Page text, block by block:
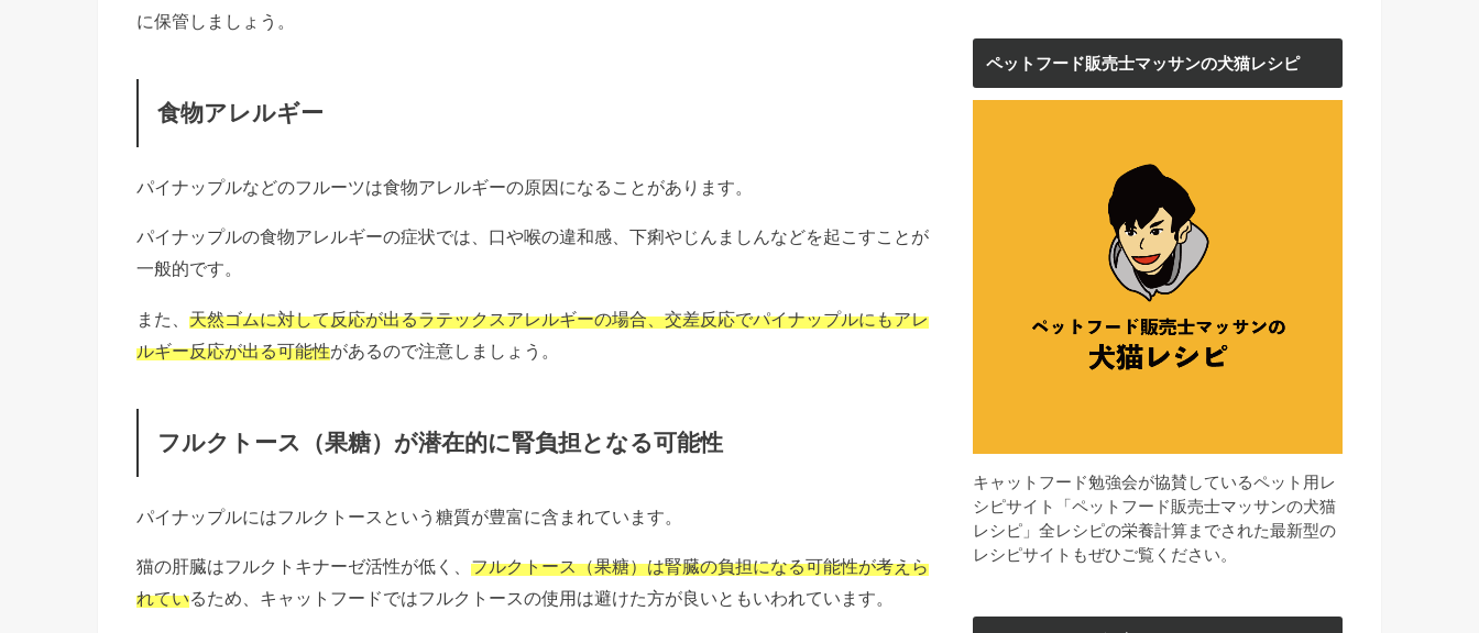
に保管しましょう。
食物アレルギー
パイナップルなどのフルーツは食物アレルギーの原因になることがあります。
パイナップルの食物アレルギーの症状では、口や喉の違和感、下痢やじんましんなどを起こすことが
一般的です。
また、 天然ゴムに対して反応が出るラテックスアレルギーの場合、交差反応でパイナップルにもアレ
ルギー反応が出る可能性があるので注意しましょう。
フルクトース（果糖）が潜在的に腎負担となる可能性
パイナップルにはフルクトースという糖質が豊富に含まれています。
猫の肝臓はフルクトキナーゼ活性が低く、 フルクトース（果糖）は腎臓の負担になる可能性が考えら
れているため、キャットフードではフルクトースの使用は避けた方が良いともいわれています。
ペットフード販売士マッサンの犬猫レシピ
キャットフード勉強会が協賛しているペット用レ
シピサイト「ペットフード販売士マッサンの犬猫
レシピ」全レシピの栄養計算までされた最新型の
レシピサイトもぜひご覧ください。